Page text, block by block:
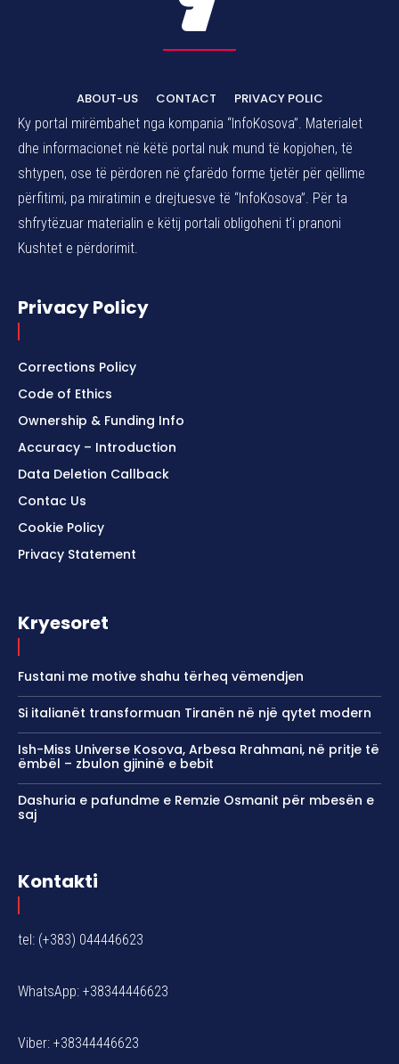
ABOUT-US CONTACT
PRIVACY POLIC
Ky portal mirëmbahet nga kompania “InfoKosova”. Materialet
dhe informacionet në këtë portal nuk mund të kopjohen, të
shtypen, ose të përdoren në çfarëdo forme tjetër për qëllime
përfitimi, pa miratimin e drejtuesve të “InfoKosova”. Për ta
shfrytëzuar materialin e këtij portali obligoheni t’i pranoni
Kushtet e përdorimit.
Privacy Policy
Corrections Policy
Code of Ethics
Ownership & Funding Info
Accuracy – Introduction
Data Deletion Callback
Contac Us
Cookie Policy
Privacy Statement
Kryesoret
Fustani me motive shahu tërheq vëmendjen
Si italianët transformuan Tiranën në një qytet modern
Ish-Miss Universe Kosova, Arbesa Rrahmani, në pritje të
ëmbël – zbulon gjininë e bebit
Dashuria e pafundme e Remzie Osmanit për mbesën e
saj
Kontakti
tel: (+383) 044446623
WhatsApp: +38344446623
Viber: +38344446623